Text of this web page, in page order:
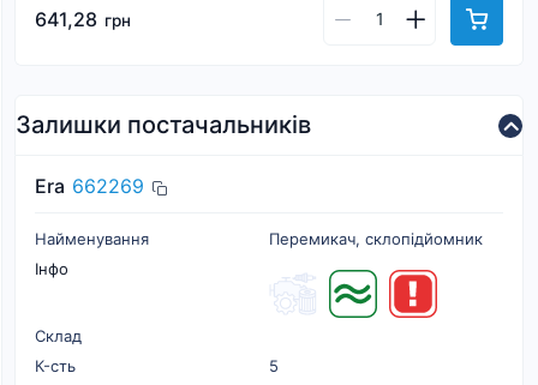
641,28 грн
Залишки постачальників
Era 662269
Найменування
Перемикач, склопідйомник
Інфо
Склад
К-cть
5